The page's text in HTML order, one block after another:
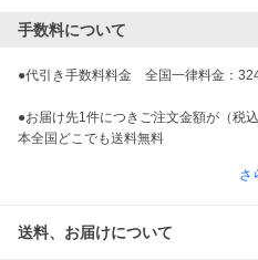
手数料について
●代引き手数料料金　全国一律料金：
●お届け先1件につきご注文金額が（税
本全国どこでも送料無料
さ
送料、お届けについて